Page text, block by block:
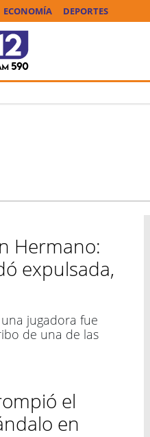
ECONOMÍA DEPORTES
Hermano:
expulsada,
jugadora fue
de una de las
el
en